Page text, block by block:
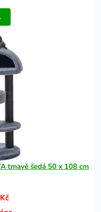
tmavě šedá 50 x 108 cm